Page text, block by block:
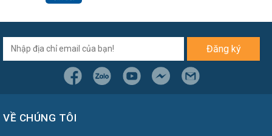
Vụ
Sửa
Chữa
Đăng ký
VỀ CHÚNG TÔI